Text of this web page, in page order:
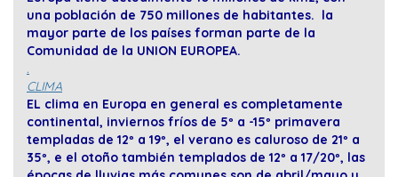
una población de 750 millones de habitantes. la
mayor parte de los países forman parte de la
Comunidad de la UNION EUROPEA.
.
CLIMA
EL clima en Europa en general es completamente
continental, inviernos fríos de 5º a -15º primavera
templadas de 12º a 19º, el verano es caluroso de 21º a
35º, e el otoño también templados de 12º a 17/20º, las